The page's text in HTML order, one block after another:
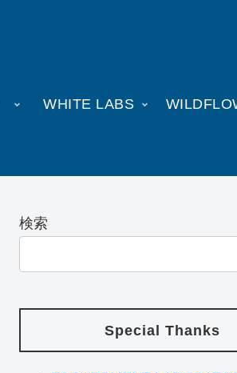
WHITE LABS
検索
Special Thanks